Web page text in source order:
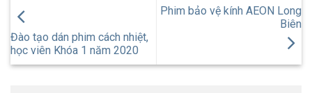
Đào tạo dán phim cách nhiệt,
học viên Khóa 1 năm 2020
Phim bảo vệ kính AEON Long
Biên